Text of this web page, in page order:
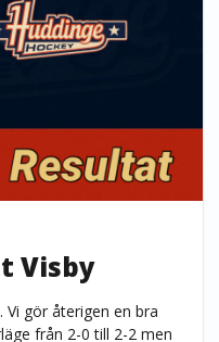
Visby
gör återigen en bra
från 2-0 till 2-2 men